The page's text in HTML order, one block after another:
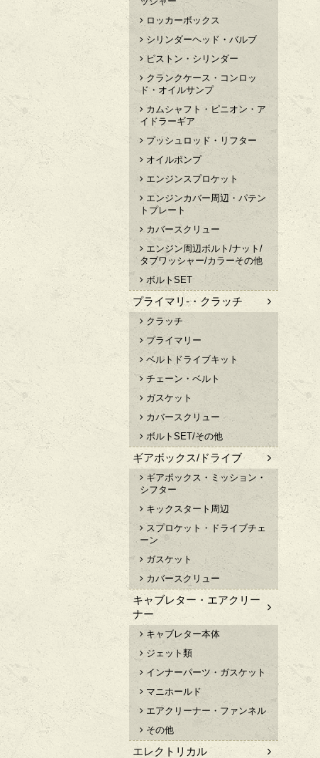
ロッカーボックス
シリンダーヘッド・バルブ
ピストン・シリンダー
クランクケース・コンロッ
ド・オイルサンプ
カムシャフト・ピニオン・ア
イドラーギア
プッシュロッド・リフター
オイルポンプ
エンジンスプロケット
エンジンカバー周辺・パテン
トプレート
カバースクリュー
エンジン周辺ボルト/ナット/
タブワッシャー/カラーその他
ボルトSET
プライマリ-・クラッチ
クラッチ
プライマリー
ベルトドライブキット
チェーン・ベルト
ガスケット
カバースクリュー
ボルトSET/その他
ギアボックス/ドライブ
ギアボックス・ミッション・
シフター
キックスタート周辺
スプロケット・ドライブチェ
ーン
ガスケット
カバースクリュー
キャブレター・エアクリー
ナー
キャブレター本体
ジェット類
インナーパーツ・ガスケット
マニホールド
エアクリーナー・ファンネル
その他
エレクトリカル